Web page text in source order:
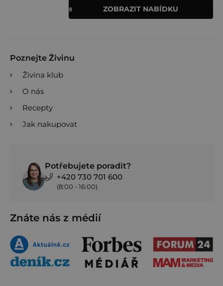
ZOBRAZIT NABÍDKU
Poznejte Živinu
Živina klub
O nás
Recepty
Jak nakupovat
Potřebujete poradit?
+420 730 701 600
(8:00 - 16:00)
Znáte nás z médií